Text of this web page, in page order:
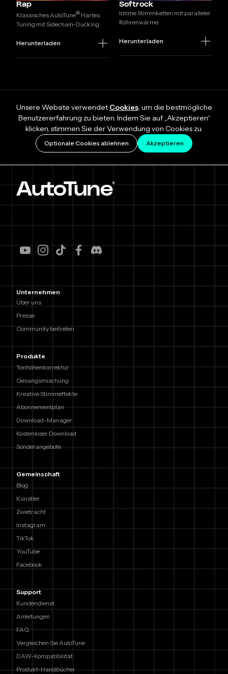
Rap
Klassisches AutoTune® Hartes
Tuning mit Sidechain-Ducking
Herunterladen
Softrock
Intime Stimmketten mit paralleler
Röhrenwärme.
Herunterladen
Unsere Website verwendetCookies, um die bestmögliche
Benutzererfahrung zu bieten. Indem Sie auf „Akzeptieren“
klicken, stimmen Sie der Verwendung von Cookies zu.
Optionale Cookies ablehnen Akzeptieren
Unternehmen
Über uns
Presse
Community beitreten
Produkte
Tonhöhenkorrektur
Gesangsmischung
Kreative Stimmeffekte
Abonnementplan
Download-Manager
Kostenloser Download
Sonderangebote
Gemeinschaft
Blog
Künstler
Zwietracht
Instagram
TikTok
YouTube
Facebook
Support
Kundendienst
Anleitungen
FAQ
Vergleichen Sie AutoTune
DAW-Kompatibilität
Produkt-Handbücher